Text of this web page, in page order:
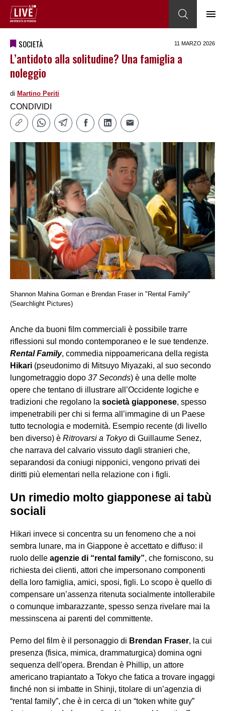
SOCIETÀ 11 MARZO 2026
L’antidoto alla solitudine? Una famiglia a
noleggio
di Martino Periti
CONDIVIDI
Shannon Mahina Gorman e Brendan Fraser in "Rental Family"
(Searchlight Pictures)
Anche da buoni film commerciali è possibile trarre
riflessioni sul mondo contemporaneo e le sue tendenze.
Rental Family, commedia nippoamericana della regista
Hikari (pseudonimo di Mitsuyo Miyazaki, al suo secondo
lungometraggio dopo 37 Seconds) è una delle molte
opere che tentano di illustrare all’Occidente logiche e
tradizioni che regolano la società giapponese, spesso
impenetrabili per chi si ferma all’immagine di un Paese
tutto tecnologia e modernità. Esempio recente (di livello
ben diverso) è Ritrovarsi a Tokyo di Guillaume Senez,
che narrava del calvario vissuto dagli stranieri che,
separandosi da coniugi nipponici, vengono privati dei
diritti più elementari nella relazione con i figli.
Un rimedio molto giapponese ai tabù
sociali
Hikari invece si concentra su un fenomeno che a noi
sembra lunare, ma in Giappone è accettato e diffuso: il
ruolo delle agenzie di “rental family”, che forniscono, su
richiesta dei clienti, attori che impersonano componenti
della loro famiglia, amici, sposi, figli. Lo scopo è quello di
compensare un’assenza ritenuta socialmente intollerabile
o comunque imbarazzante, spesso senza rivelare mai la
messinscena ai parenti del committente.
Perno del film è il personaggio di Brendan Fraser, la cui
presenza (fisica, mimica, drammaturgica) domina ogni
sequenza dell’opera. Brendan è Phillip, un attore
americano trapiantato a Tokyo che fatica a trovare ingaggi
finché non si imbatte in Shinji, titolare di un’agenzia di
“rental family”, che è in cerca di un “token white guy”